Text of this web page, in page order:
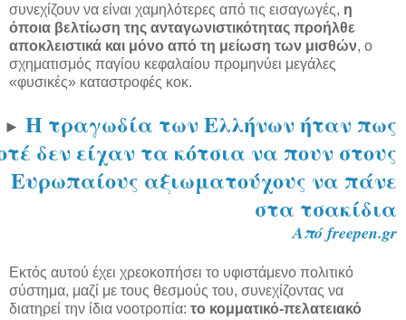
συνεχίζουν να είναι χαμηλότερες από τις εισαγωγές, η
όποια βελτίωση της ανταγωνιστικότητας προήλθε
αποκλειστικά και μόνο από τη μείωση των μισθών, ο
σχηματισμός παγίου κεφαλαίου προμηνύει μεγάλες
«φυσικές» καταστροφές κοκ.
► Η τραγωδία των Ελλήνων ήταν πως
δεν είχαν τα κότσια να πουν στους
Ευρωπαίους αξιωματούχους να πάνε
στα τσακίδια
Από freepen.gr
Εκτός αυτού έχει χρεοκοπήσει το υφιστάμενο πολιτικό
σύστημα, μαζί με τους θεσμούς του, συνεχίζοντας να
διατηρεί την ίδια νοοτροπία: το κομματικό-πελατειακό